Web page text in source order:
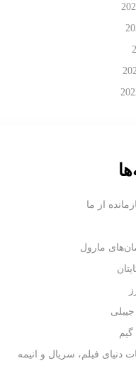
از ما
مارول
جیبلی
گیم
دنیای فیلم، سریال و انیمه